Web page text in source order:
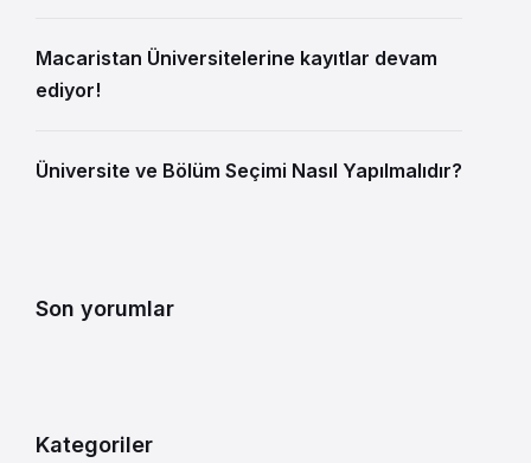
Macaristan Üniversitelerine kayıtlar devam
ediyor!
Üniversite ve Bölüm Seçimi Nasıl Yapılmalıdır?
Son yorumlar
Kategoriler